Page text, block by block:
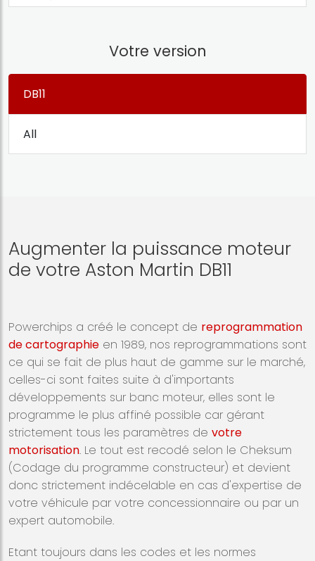
Votre version
DB11
All
Augmenter la puissance moteur
de votre Aston Martin DB11
Powerchips a créé le concept de reprogrammation
de cartographie en 1989, nos reprogrammations sont
ce qui se fait de plus haut de gamme sur le marché,
celles-ci sont faites suite à d'importants
développements sur banc moteur, elles sont le
programme le plus affiné possible car gérant
strictement tous les paramètres de votre
motorisation. Le tout est recodé selon le Cheksum
(Codage du programme constructeur) et devient
donc strictement indécelable en cas d'expertise de
votre véhicule par votre concessionnaire ou par un
expert automobile.
Etant toujours dans les codes et les normes